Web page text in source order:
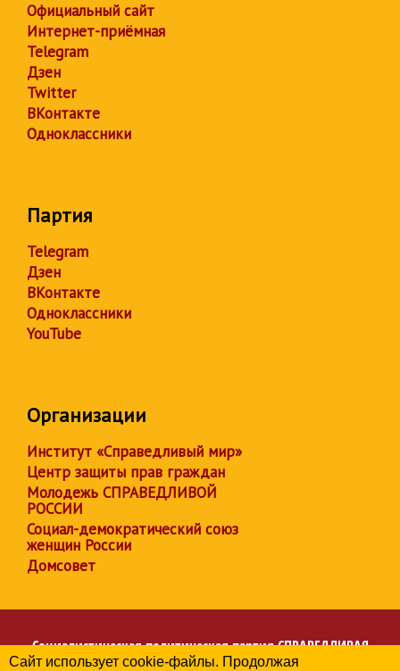
Официальный сайт
Интернет-приёмная
Telegram
Дзен
Twitter
ВКонтакте
Одноклассники
Партия
Telegram
Дзен
ВКонтакте
Одноклассники
YouTube
Организации
Институт «Справедливый мир»
Центр защиты прав граждан
Молодежь СПРАВЕДЛИВОЙ
РОССИИ
Социал-демократический союз
женщин России
Домсовет
Социалистическая политическая партияСПРАВЕДЛИВАЯ
РОССИЯ
Сайт использует cookie-файлы. Продолжая